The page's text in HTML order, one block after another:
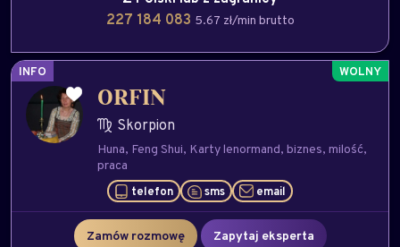
227 184 083 5.67 zł/min brutto
INFO
ORFIN
Skorpion
Huna Feng Shui Karty lenormand biznes milość
praca
telefon sms email
Zamów rozmowę Zapytaj eksperta